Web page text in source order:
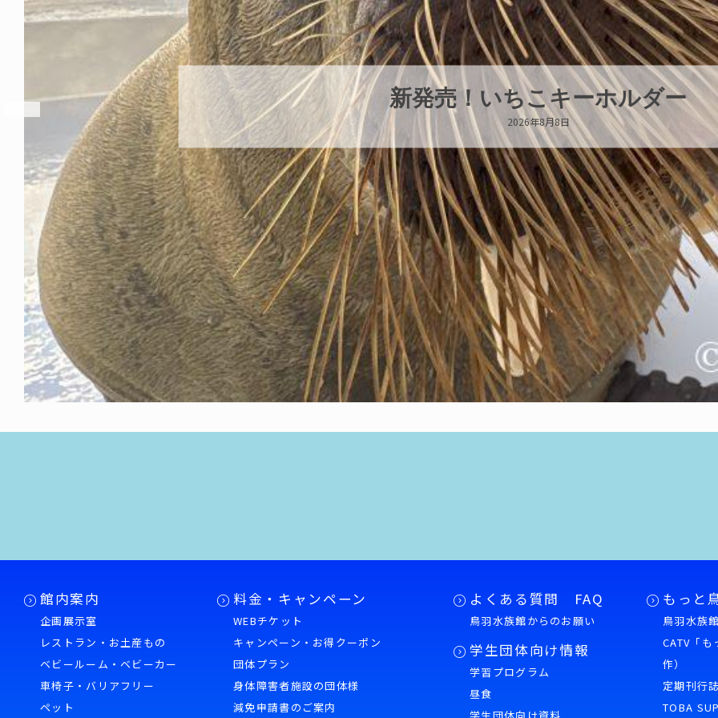
パラオオウムガイが交接していま
2026年8月7日
館内案内
企画展示室
レストラン・お土産もの
ベビールーム・ベビーカー
車椅子・バリアフリー
ペット
料金・キャンペーン
WEBチケット
キャンペーン・お得クーポン
団体プラン
身体障害者施設の団体様
減免申請書のご案内
よくある質問 FAQ
鳥羽水族館からのお願い
学生団体向け情報
学習プログラム
昼食
もっと
鳥羽水族
CATV「
作）
定期刊行
TOBA